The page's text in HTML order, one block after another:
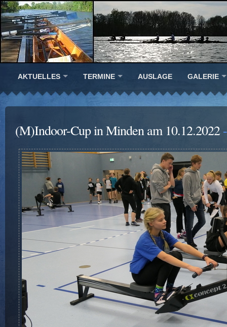
AKTUELLES TERMINE AUSLAGE GALERIE
(M)Indoor-Cup in Minden am 10.12.2022-